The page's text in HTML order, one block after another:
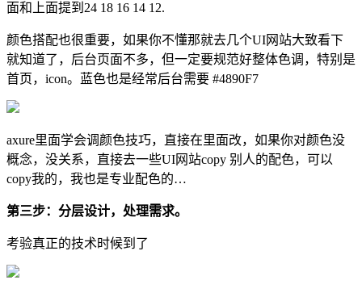
面和上面提到24 18 16 14 12.
颜色搭配也很重要，如果你不懂那就去几个UI网站大致看下
就知道了，后台页面不多，但一定要规范好整体色调，特别是
首页，icon。蓝色也是经常后台需要 #4890F7
axure里面学会调颜色技巧，直接在里面改，如果你对颜色没
概念，没关系，直接去一些UI网站copy 别人的配色，可以
copy我的，我也是专业配色的…
第三步：分层设计，处理需求。
考验真正的技术时候到了